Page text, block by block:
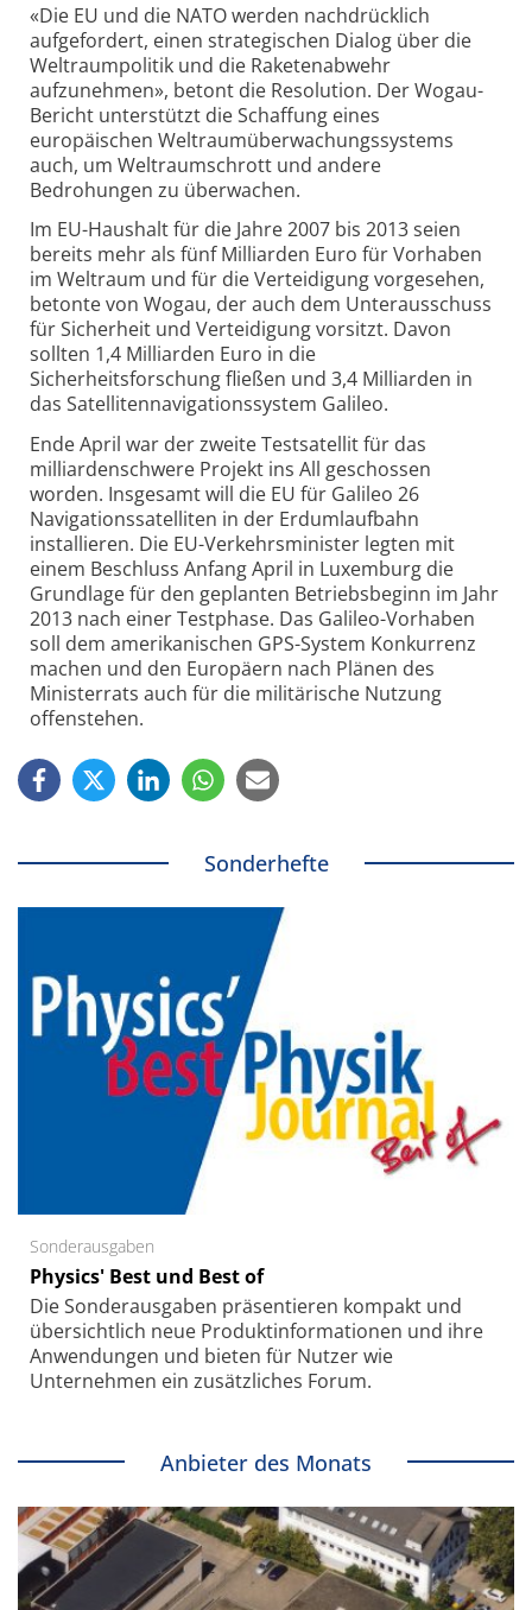
«Die EU und die NATO werden nachdrücklich
aufgefordert, einen strategischen Dialog über die
Weltraumpolitik und die Raketenabwehr
aufzunehmen», betont die Resolution. Der Wogau-
Bericht unterstützt die Schaffung eines
europäischen Weltraumüberwachungssystems
auch, um Weltraumschrott und andere
Bedrohungen zu überwachen.
Im EU-Haushalt für die Jahre 2007 bis 2013 seien
bereits mehr als fünf Milliarden Euro für Vorhaben
im Weltraum und für die Verteidigung vorgesehen,
betonte von Wogau, der auch dem Unterausschuss
für Sicherheit und Verteidigung vorsitzt. Davon
sollten 1,4 Milliarden Euro in die
Sicherheitsforschung fließen und 3,4 Milliarden in
das Satellitennavigationssystem Galileo.
Ende April war der zweite Testsatellit für das
milliardenschwere Projekt ins All geschossen
worden. Insgesamt will die EU für Galileo 26
Navigationssatelliten in der Erdumlaufbahn
installieren. Die EU-Verkehrsminister legten mit
einem Beschluss Anfang April in Luxemburg die
Grundlage für den geplanten Betriebsbeginn im Jahr
2013 nach einer Testphase. Das Galileo-Vorhaben
soll dem amerikanischen GPS-System Konkurrenz
machen und den Europäern nach Plänen des
Ministerrats auch für die militärische Nutzung
offenstehen.
Sonderhefte
Sonderausgaben
Physics' Best und Best of
Die Sonder­ausgaben präsentieren kompakt und
übersichtlich neue Produkt­informationen und ihre
Anwendungen und bieten für Nutzer wie
Unternehmen ein zusätzliches Forum.
Anbieter des Monats